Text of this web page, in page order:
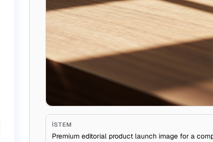
İSTEM
Premium editorial product launch image for a